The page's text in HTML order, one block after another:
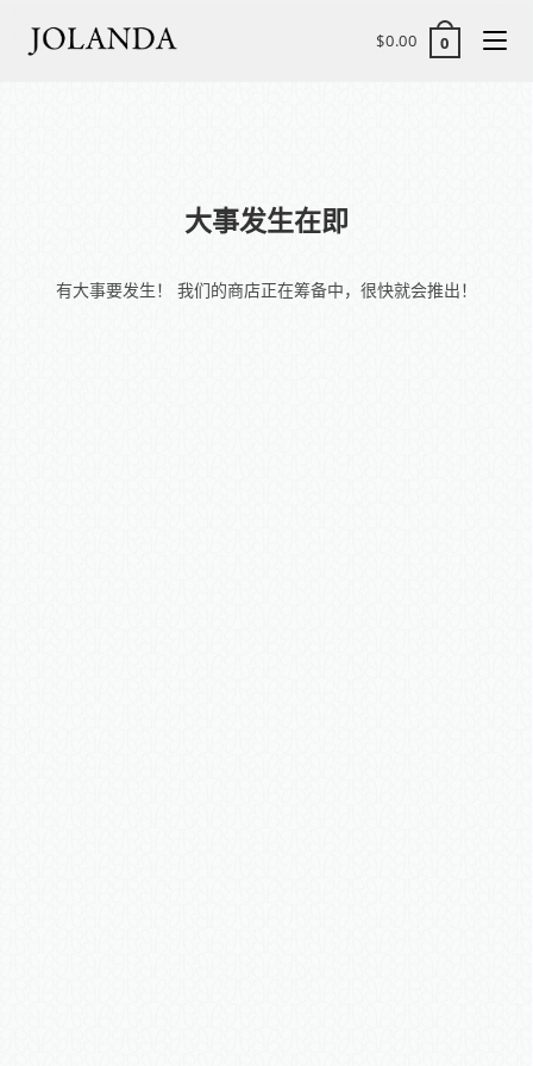
$0.00 0
大事发生在即
有大事要发生！ 我们的商店正在筹备中，很快就会推出！